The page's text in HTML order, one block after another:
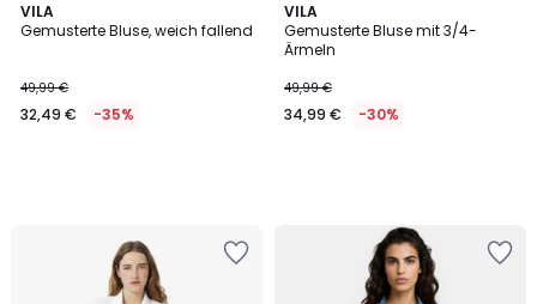
VILA
Gemusterte Bluse, weich fallend
49,99 €
32,49 € -35%
VILA
Gemusterte Bluse mit 3/4-
Ärmeln
49,99 €
34,99 € -30%